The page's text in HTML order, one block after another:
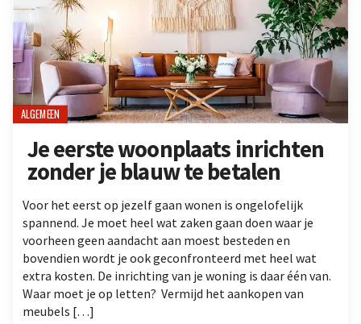
ALGEMEEN
Je eerste woonplaats inrichten
zonder je blauw te betalen
Voor het eerst op jezelf gaan wonen is ongelofelijk
spannend. Je moet heel wat zaken gaan doen waar je
voorheen geen aandacht aan moest besteden en
bovendien wordt je ook geconfronteerd met heel wat
extra kosten. De inrichting van je woning is daar één van.
Waar moet je op letten? Vermijd het aankopen van
meubels […]